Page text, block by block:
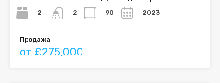
2
2
90
2023
Продажа
от £275,000